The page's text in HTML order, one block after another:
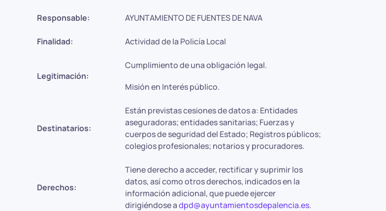
Responsable: AYUNTAMIENTO DE FUENTES DE NAVA
Finalidad: Actividad de la Policía Local
Legitimación:
Cumplimiento de una obligación legal.
Misión en Interés público.
Destinatarios:
Están previstas cesiones de datos a: Entidades
aseguradoras; entidades sanitarias; Fuerzas y
cuerpos de seguridad del Estado; Registros públicos;
colegios profesionales; notarios y procuradores.
Derechos:
Tiene derecho a acceder, rectificar y suprimir los
datos, así como otros derechos, indicados en la
información adicional, que puede ejercer
dirigiéndose adpd@ayuntamientosdepalencia.es.